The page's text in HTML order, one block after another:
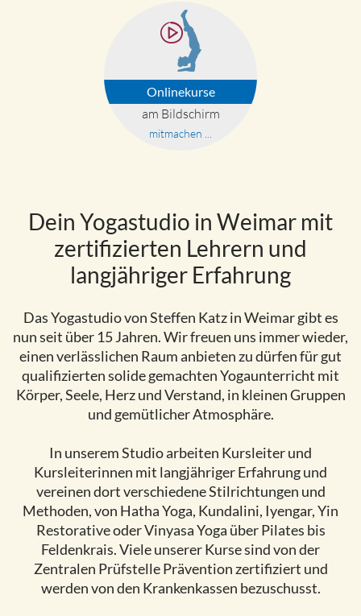
Onlinekurse
am Bildschirm
mitmachen ...
Dein Yogastudio in Weimar mit
zertifizierten Lehrern und
langjähriger Erfahrung
Das Yogastudio von Steffen Katz in Weimar gibt es
nun seit über 15 Jahren. Wir freuen uns immer wieder,
einen verlässlichen Raum anbieten zu dürfen für gut
qualifizierten solide gemachten Yogaunterricht mit
Körper, Seele, Herz und Verstand, in kleinen Gruppen
und gemütlicher Atmosphäre.
In unserem Studio arbeiten Kursleiter und
Kursleiterinnen mit langjähriger Erfahrung und
vereinen dort verschiedene Stilrichtungen und
Methoden, von Hatha Yoga, Kundalini, Iyengar, Yin
Restorative oder Vinyasa Yoga über Pilates bis
Feldenkrais. Viele unserer Kurse sind von der
Zentralen Prüfstelle Prävention zertifiziert und
werden von den Krankenkassen bezuschusst.